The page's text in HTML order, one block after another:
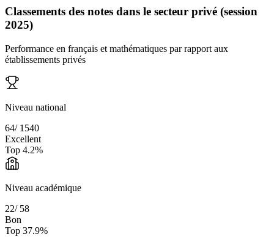
Classements des notes dans le secteur privé (session
2025)
Performance en français et mathématiques par rapport aux
établissements privés
Niveau national
64/ 1540
Excellent
Top 4.2%
Niveau académique
22/ 58
Bon
Top 37.9%